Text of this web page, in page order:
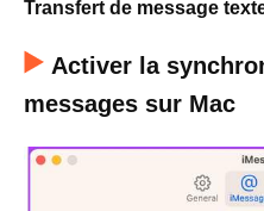
Transfert de message
Activer la
messages sur Mac